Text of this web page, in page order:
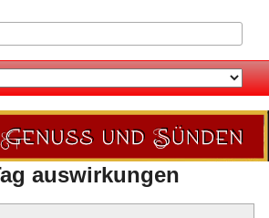
auswirkungen